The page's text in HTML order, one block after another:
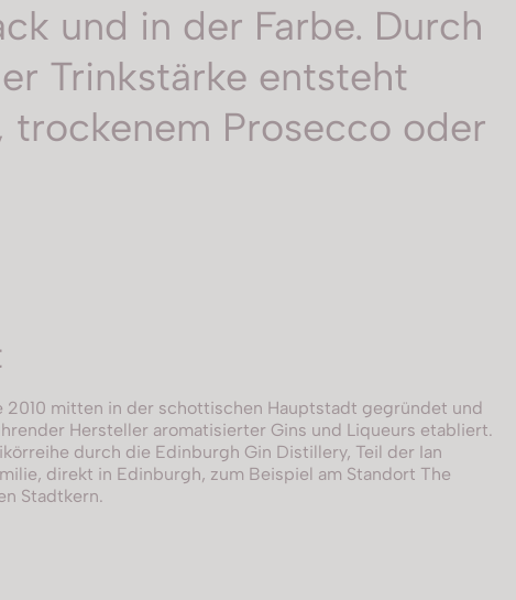
und in der Farbe. Durch
Trinkstärke entsteht
trockenem Prosecco oder
2010 mitten in der schottischen Hauptstadt gegründet und
Hersteller aromatisierter Gins und Liqueurs etabliert.
durch die Edinburgh Gin Distillery, Teil der Ian
direkt in Edinburgh, zum Beispiel am Standort The
Stadtkern.